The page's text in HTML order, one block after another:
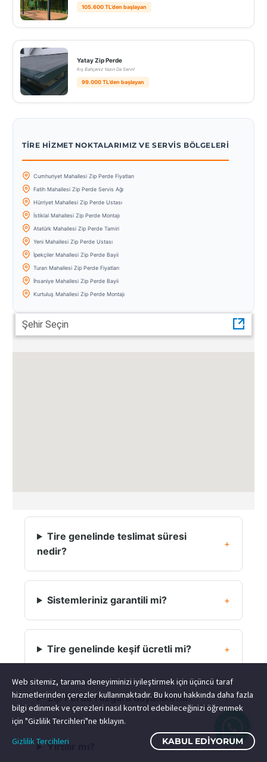
105.600 TL’den başlayan
Yatay Zip Perde
Kış Bahçeniz Yazın Da Serin!
99.000 TL’den başlayan
TIRE HIZMET NOKTALARIMIZ VE SERVIS BÖLGELERI
Cumhuriyet Mahallesi Zip Perde Fiyatları
Fatih Mahallesi Zip Perde Servis Ağı
Hürriyet Mahallesi Zip Perde Ustası
İstiklal Mahallesi Zip Perde Montajı
Atatürk Mahallesi Zip Perde Tamiri
Yeni Mahallesi Zip Perde Ustası
İpekçiler Mahallesi Zip Perde Bayii
Turan Mahallesi Zip Perde Fiyatları
İhsaniye Mahallesi Zip Perde Bayii
Kurtuluş Mahallesi Zip Perde Montajı
Şehir Seçin
Tire genelinde teslimat süresi
nedir?
Sistemleriniz garantili mi?
Tire genelinde keşif ücretli mi?
Zip Perde rüzgara dayanıklı mı?
Yırtılır mı?
Web sitemiz, tarama deneyiminizi iyileştirmek için üçüncü taraf
hizmetlerinden çerezler kullanmaktadır. Bu konu hakkında daha fazla
bilgi edinmek ve çerezleri nasıl kontrol edebileceğinizi öğrenmek
için "Gizlilik Tercihleri"ne tıklayın.
Gizlilik Tercihleri
KABUL EDIYORUM